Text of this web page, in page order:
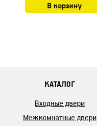
В корзину
КАТАЛОГ
Входные двери
Межкомнатные двери